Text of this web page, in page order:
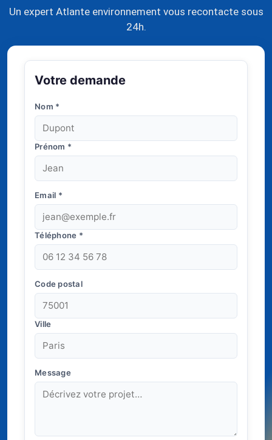
Un expert Atlante environnement vous recontacte sous
24h.
Votre demande
Nom *
Prénom *
Email *
Téléphone *
Code postal
Ville
Message